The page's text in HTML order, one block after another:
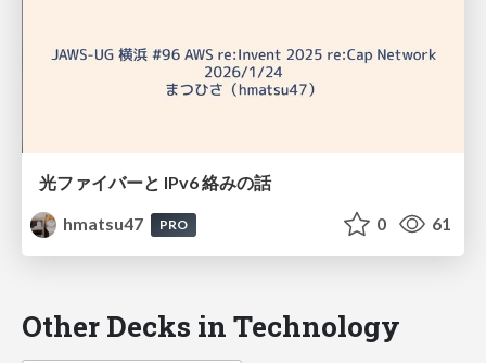
光ファイバーと IPv6 絡みの話
hmatsu47
PRO 0 61
Other Decks in Technology